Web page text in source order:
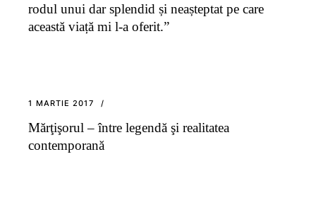
rodul unui dar splendid și neașteptat pe care
această viață mi l-a oferit.”
1 MARTIE 2017
Mărţişorul – între legendă şi realitatea
contemporană